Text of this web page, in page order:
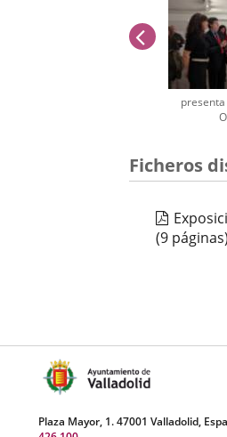
de
anterior
Ficheros
(9 páginas)
Plaza Mayor, 1. 47001 Valladolid,